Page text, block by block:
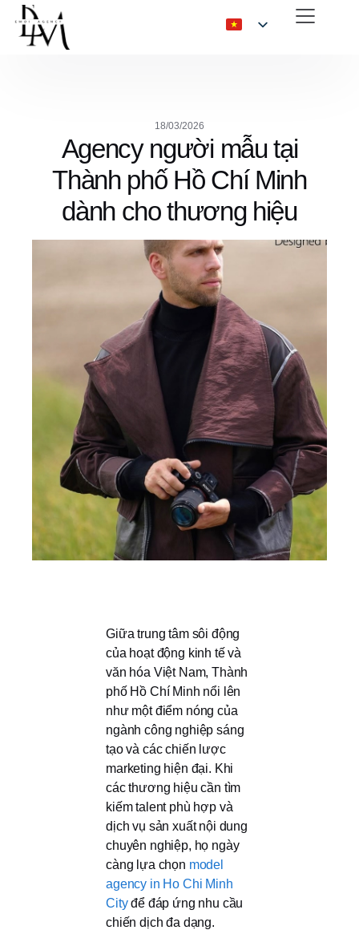
18/03/2026
Agency người mẫu tại
Thành phố Hồ Chí Minh
dành cho thương hiệu
Giữa trung tâm sôi động
của hoạt động kinh tế và
văn hóa Việt Nam, Thành
phố Hồ Chí Minh nổi lên
như một điểm nóng của
ngành công nghiệp sáng
tạo và các chiến lược
marketing hiện đại. Khi
các thương hiệu cần tìm
kiếm talent phù hợp và
dịch vụ sản xuất nội dung
chuyên nghiệp, họ ngày
càng lựa chọn model
agency in Ho Chi Minh
Cityđể đáp ứng nhu cầu
chiến dịch đa dạng.